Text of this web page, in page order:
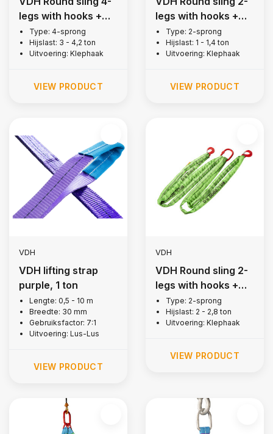
legs with hooks +
latch, 3 ton
Type: 4-sprong
Hijslast: 3 - 4,2 ton
Uitvoering: Klephaak
VIEW PRODUCT
legs with hooks +
latch, 1 ton
Type: 2-sprong
Hijslast: 1 - 1,4 ton
Uitvoering: Klephaak
VIEW PRODUCT
VDH
VDH lifting strap
purple, 1 ton
Lengte: 0,5 - 10 m
Breedte: 30 mm
Gebruiksfactor: 7:1
Uitvoering: Lus-Lus
VIEW PRODUCT
VDH
VDH Round sling 2-
legs with hooks +
latch, 2 ton
Type: 2-sprong
Hijslast: 2 - 2,8 ton
Uitvoering: Klephaak
VIEW PRODUCT